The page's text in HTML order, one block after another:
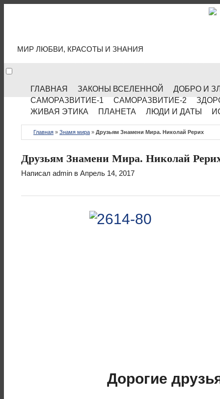
МИР ЛЮБВИ, КРАСОТЫ И ЗНАНИЯ
ГЛАВНАЯ ЗАКОНЫ ВСЕЛЕННОЙ
ДОБРО И
САМОРАЗВИТИЕ-1
САМОРАЗВИТИЕ-2
ЖИВАЯ ЭТИКА
ПЛАНЕТА ЛЮДИ И ДАТЫ
Главная » Знамя мира » Друзьям Знамени Мира. Николай Рерих
Друзьям Знамени Мира. Николай
Написал admin в Апрель 14, 2017
Дорогие